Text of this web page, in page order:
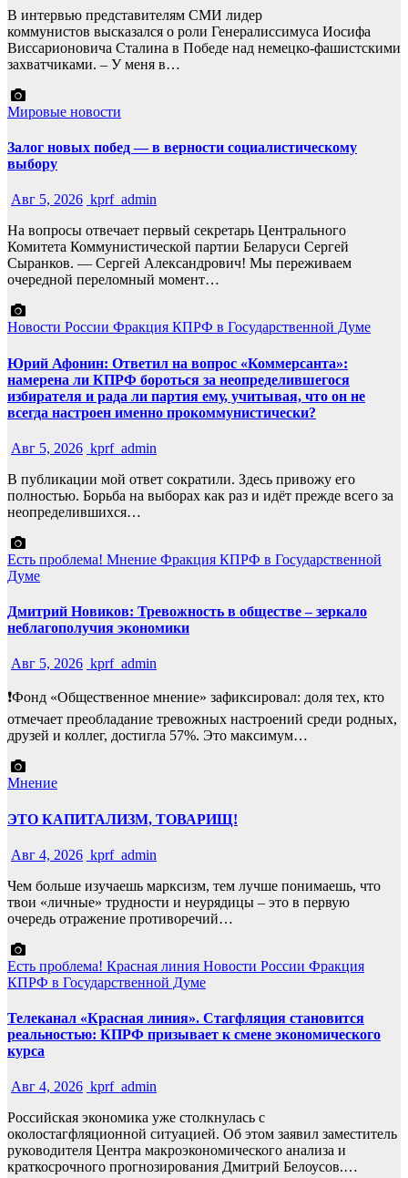
В интервью представителям СМИ лидер
коммунистов высказался о роли Генералиссимуса Иосифа
Виссарионовича Сталина в Победе над немецко-фашистскими
захватчиками. – У меня в…
Мировые новости
Залог новых побед — в верности социалистическому
выбору
Авг 5, 2026 kprf_admin
На вопросы отвечает первый секретарь Центрального
Комитета Коммунистической партии Беларуси Сергей
Сыранков. — Сергей Александрович! Мы переживаем
очередной переломный момент…
Новости России Фракция КПРФ в Государственной Думе
Юрий Афонин: Ответил на вопрос «Коммерсанта»:
намерена ли КПРФ бороться за неопределившегося
избирателя и рада ли партия ему, учитывая, что он не
всегда настроен именно прокоммунистически?
Авг 5, 2026 kprf_admin
В публикации мой ответ сократили. Здесь привожу его
полностью. Борьба на выборах как раз и идёт прежде всего за
неопределившихся…
Есть проблема! Мнение Фракция КПРФ в Государственной
Думе
Дмитрий Новиков: Тревожность в обществе – зеркало
неблагополучия экономики
Авг 5, 2026 kprf_admin
❗️Фонд «Общественное мнение» зафиксировал: доля тех, кто
отмечает преобладание тревожных настроений среди родных,
друзей и коллег, достигла 57%. Это максимум…
Мнение
ЭТО КАПИТАЛИЗМ, ТОВАРИЩ!
Авг 4, 2026 kprf_admin
Чем больше изучаешь марксизм, тем лучше понимаешь, что
твои «личные» трудности и неурядицы – это в первую
очередь отражение противоречий…
Есть проблема! Красная линия Новости России Фракция
КПРФ в Государственной Думе
Телеканал «Красная линия». Стагфляция становится
реальностью: КПРФ призывает к смене экономического
курса
Авг 4, 2026 kprf_admin
Российская экономика уже столкнулась с
околостагфляционной ситуацией. Об этом заявил заместитель
руководителя Центра макроэкономического анализа и
краткосрочного прогнозирования Дмитрий Белоусов.…